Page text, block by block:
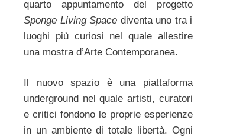
quarto appuntamento del progetto
Sponge Living Space diventa uno tra i
luoghi più curiosi nel quale allestire
una mostra d’Arte Contemporanea.
Il nuovo spazio è una piattaforma
underground nel quale artisti, curatori
e critici fondono le proprie esperienze
in un ambiente di totale libertà. Ogni